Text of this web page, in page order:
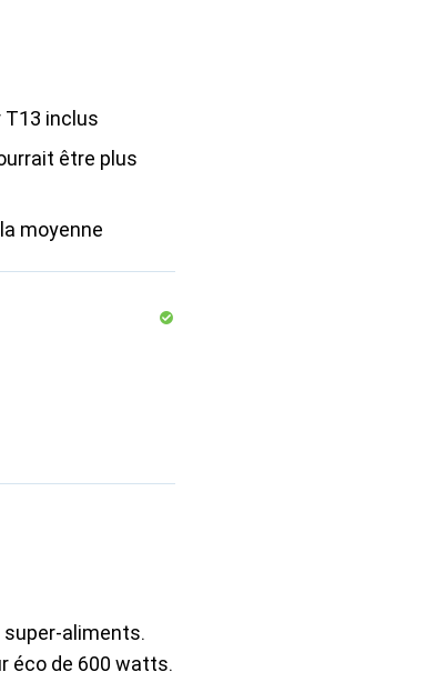
inclus
être plus
moyenne
aliments.
éco de 600 watts.